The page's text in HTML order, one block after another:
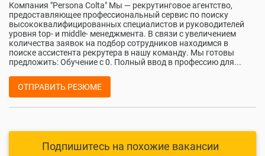
Компания "Persona Colta" Мы — рекрутинговое агентство,
предоставляющее профессиональный сервис по поиску
высококвалифицированных специалистов и руководителей
уровня top- и middle- менеджмента. В связи с увеличением
количества заявок на подбор сотрудников находимся в
поиске ассистента рекрутера в нашу команду. Мы готовы
предложить: Обучение с 0. Полный ввод в профессию для...
ОТПРАВИТЬ РЕЗЮМЕ
Подпишитесь на похожие вакансии